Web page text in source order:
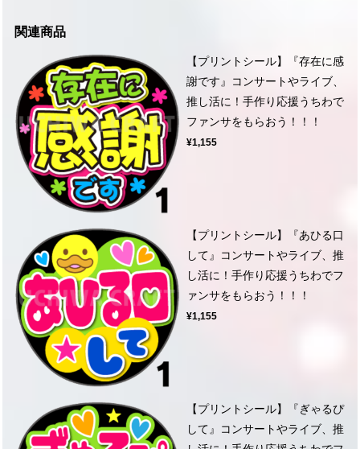
関連商品
【プリントシール】『存在に感
謝です』コンサートやライブ、
推し活に！手作り応援うちわで
ファンサをもらおう！！！
¥1,155
【プリントシール】『あひる口
して』コンサートやライブ、推
し活に！手作り応援うちわでフ
ァンサをもらおう！！！
¥1,155
【プリントシール】『ぎゃるぴ
して』コンサートやライブ、推